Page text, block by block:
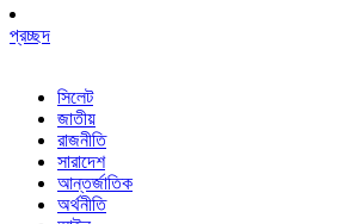
প্রচ্ছদ
সিলেট
জাতীয়
রাজনীতি
সারাদেশ
আন্তর্জাতিক
অর্থনীতি